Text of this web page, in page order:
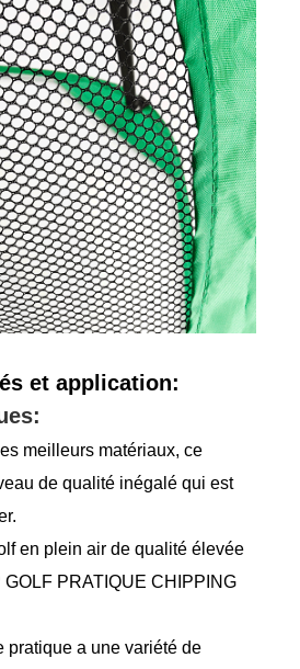
et application:
meilleurs matériaux, ce
de qualité inégalé qui est
en plein air de qualité élevée
GOLF PRATIQUE CHIPPING
pratique a une variété de